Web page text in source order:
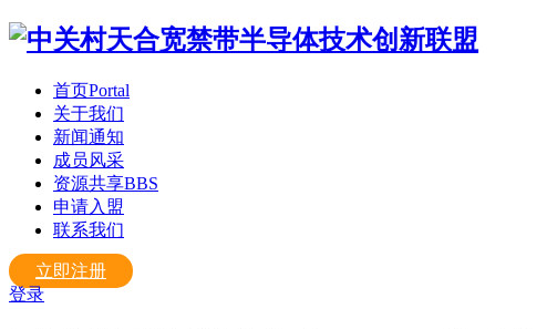
首页Portal
关于我们
新闻通知
成员风采
资源共享BBS
申请入盟
联系我们
立即注册
登录